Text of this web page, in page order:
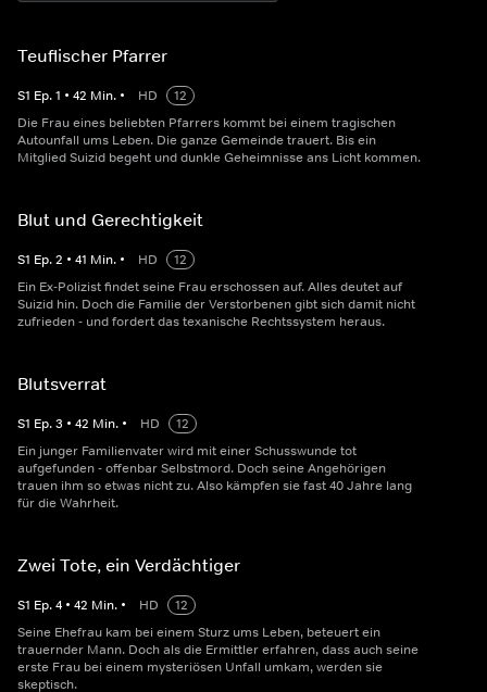
Teuflischer Pfarrer
S1 Ep.1 • 42 Min. • HD
12
Die Frau eines beliebten Pfarrers kommt bei einem tragischen
Autounfall ums Leben. Die ganze Gemeinde trauert. Bis ein
Mitglied Suizid begeht und dunkle Geheimnisse ans Licht kommen.
Blut und Gerechtigkeit
S1 Ep.2 • 41 Min. • HD
12
Ein Ex-Polizist findet seine Frau erschossen auf. Alles deutet auf
Suizid hin. Doch die Familie der Verstorbenen gibt sich damit nicht
zufrieden - und fordert das texanische Rechtssystem heraus.
Blutsverrat
S1 Ep.3 • 42 Min. • HD
12
Ein junger Familienvater wird mit einer Schusswunde tot
aufgefunden - offenbar Selbstmord. Doch seine Angehörigen
trauen ihm so etwas nicht zu. Also kämpfen sie fast 40 Jahre lang
für die Wahrheit.
Zwei Tote, ein Verdächtiger
S1 Ep.4 • 42 Min. • HD
12
Seine Ehefrau kam bei einem Sturz ums Leben, beteuert ein
trauernder Mann. Doch als die Ermittler erfahren, dass auch seine
erste Frau bei einem mysteriösen Unfall umkam, werden sie
skeptisch.